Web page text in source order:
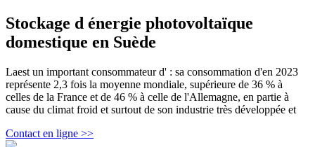
Stockage d énergie photovoltaïque
domestique en Suède
Laest un important consommateur d' : sa consommation d'en 2023
représente 2,3 fois la moyenne mondiale, supérieure de 36 % à
celles de la France et de 46 % à celle de l'Allemagne, en partie à
cause du climat froid et surtout de son industrie très développée et
Contact en ligne >>